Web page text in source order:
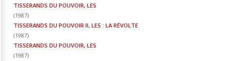
TISSERANDS DU POUVOIR, LES
(1987)
TISSERANDS DU POUVOIR II, LES : LA RÉVOLTE
(1987)
TISSERANDS DU POUVOIR, LES
(1987)